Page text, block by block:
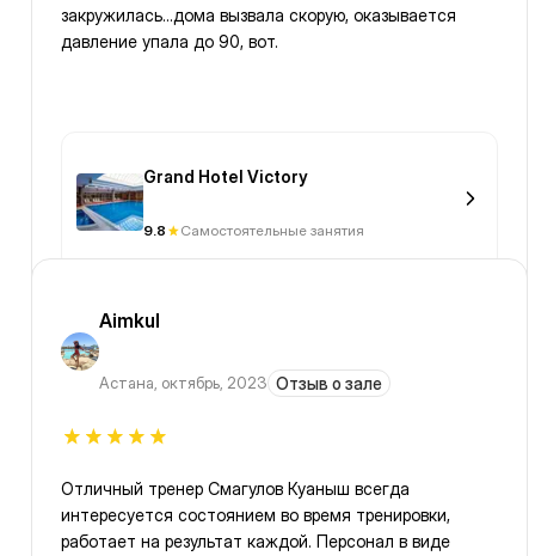
закружилась...дома вызвала скорую, оказывается
давление упала до 90, вот.
Grand Hotel Victory
9.8 Самостоятельные занятия
Aimkul
Астана, октябрь, 2023 Отзыв о зале
Отличный тренер Смагулов Куаныш всегда
интересуется состоянием во время тренировки,
работает на результат каждой. Персонал в виде